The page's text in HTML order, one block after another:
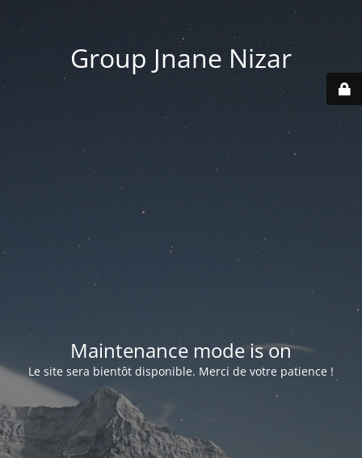
Group Jnane Nizar
Maintenance mode is on
Le site sera bientôt disponible. Merci de votre patience !